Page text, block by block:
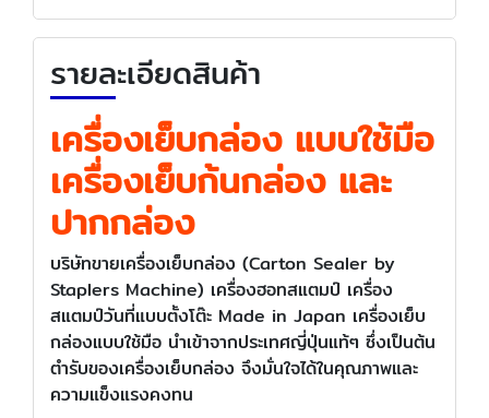
รายละเอียดสินค้า
เครื่องเย็บกล่อง แบบใช้มือ
เครื่องเย็บก้นกล่อง และ
ปากกล่อง
บริษัทขายเครื่องเย็บกล่อง (Carton Sealer by
Staplers Machine) เครื่องฮอทสแตมป์ เครื่อง
สแตมป์วันที่แบบตั้งโต๊ะ Made in Japan เครื่องเย็บ
กล่องแบบใช้มือ นําเข้าจากประเทศญี่ปุ่นแท้ๆ ซึ่งเป็นต้น
ตํารับของเครื่องเย็บกล่อง จึงมั่นใจได้ในคุณภาพและ
ความแข็งแรงคงทน